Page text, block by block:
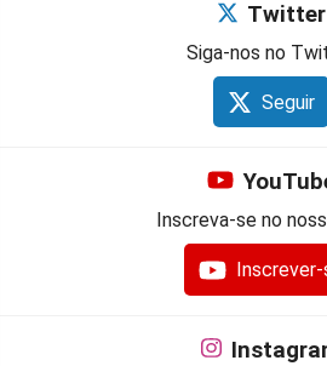
Twitter
Siga-nos no
Seguir
Inscreva-se no